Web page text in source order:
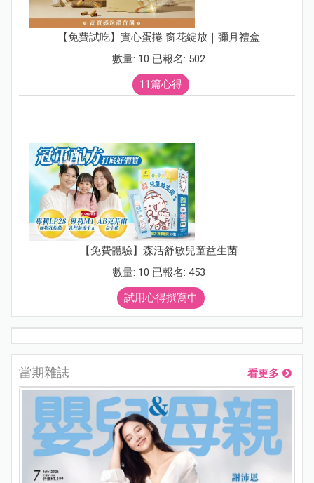
【免費試吃】實心蛋捲 窗花綻放｜彌月禮盒
數量: 10 已報名: 502
11篇心得
【免費體驗】森活舒敏兒童益生菌
數量: 10 已報名: 453
試用心得撰寫中
當期雜誌 看更多